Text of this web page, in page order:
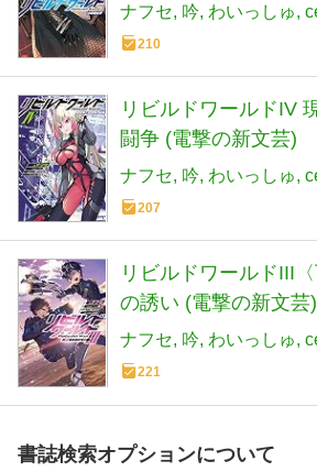
ナフセ 吟 わいっしゅ
210
リビルドワールドIV
闘争 (電撃の新文芸)
ナフセ 吟 わいっしゅ
207
リビルドワールドIII
の誘い (電撃の新文芸)
ナフセ 吟 わいっしゅ
221
書誌検索オプションについて